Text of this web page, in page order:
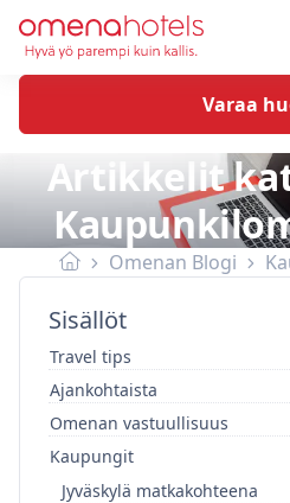
Skip to content
Varaa
Artikkelit
Omenan Blogi
Sisällöt
Travel tips
Ajankohtaista
Omenan vastuullisuus
Kaupungit
Jyväskylä matkakohteena